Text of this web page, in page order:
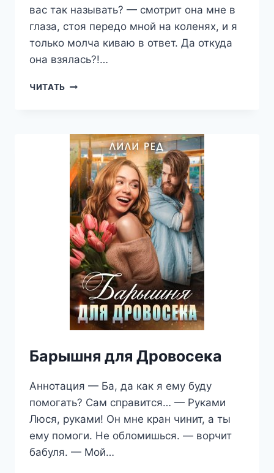
вас так называть? — смотрит она мне в
глаза, стоя передо мной на коленях, и я
только молча киваю в ответ. Да откуда
она взялась?!…
ЧИТАТЬ XXL
ПОСЛУШНИКА
Барышня для Дровосека
Аннотация — Ба, да как я ему буду
помогать? Сам справится… — Руками
Люся, руками! Он мне кран чинит, а ты
ему помоги. Не обломишься. — ворчит
бабуля. — Мой…